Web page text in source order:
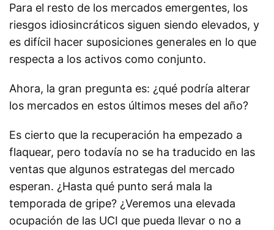
Para el resto de los mercados emergentes, los
riesgos idiosincráticos siguen siendo elevados, y
es difícil hacer suposiciones generales en lo que
respecta a los activos como conjunto.
Ahora, la gran pregunta es: ¿qué podría alterar
los mercados en estos últimos meses del año?
Es cierto que la recuperación ha empezado a
flaquear, pero todavía no se ha traducido en las
ventas que algunos estrategas del mercado
esperan. ¿Hasta qué punto será mala la
temporada de gripe? ¿Veremos una elevada
ocupación de las UCI que pueda llevar o no a